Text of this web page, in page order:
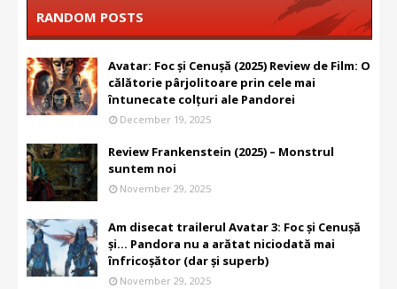
RANDOM POSTS
Avatar: Foc și Cenușă (2025) Review de Film: O
călătorie pârjolitoare prin cele mai
întunecate colțuri ale Pandorei
December 19, 2025
Review Frankenstein (2025) – Monstrul
suntem noi
November 29, 2025
Am disecat trailerul Avatar 3: Foc și Cenușă
și... Pandora nu a arătat niciodată mai
înfricoșător (dar și superb)
November 29, 2025